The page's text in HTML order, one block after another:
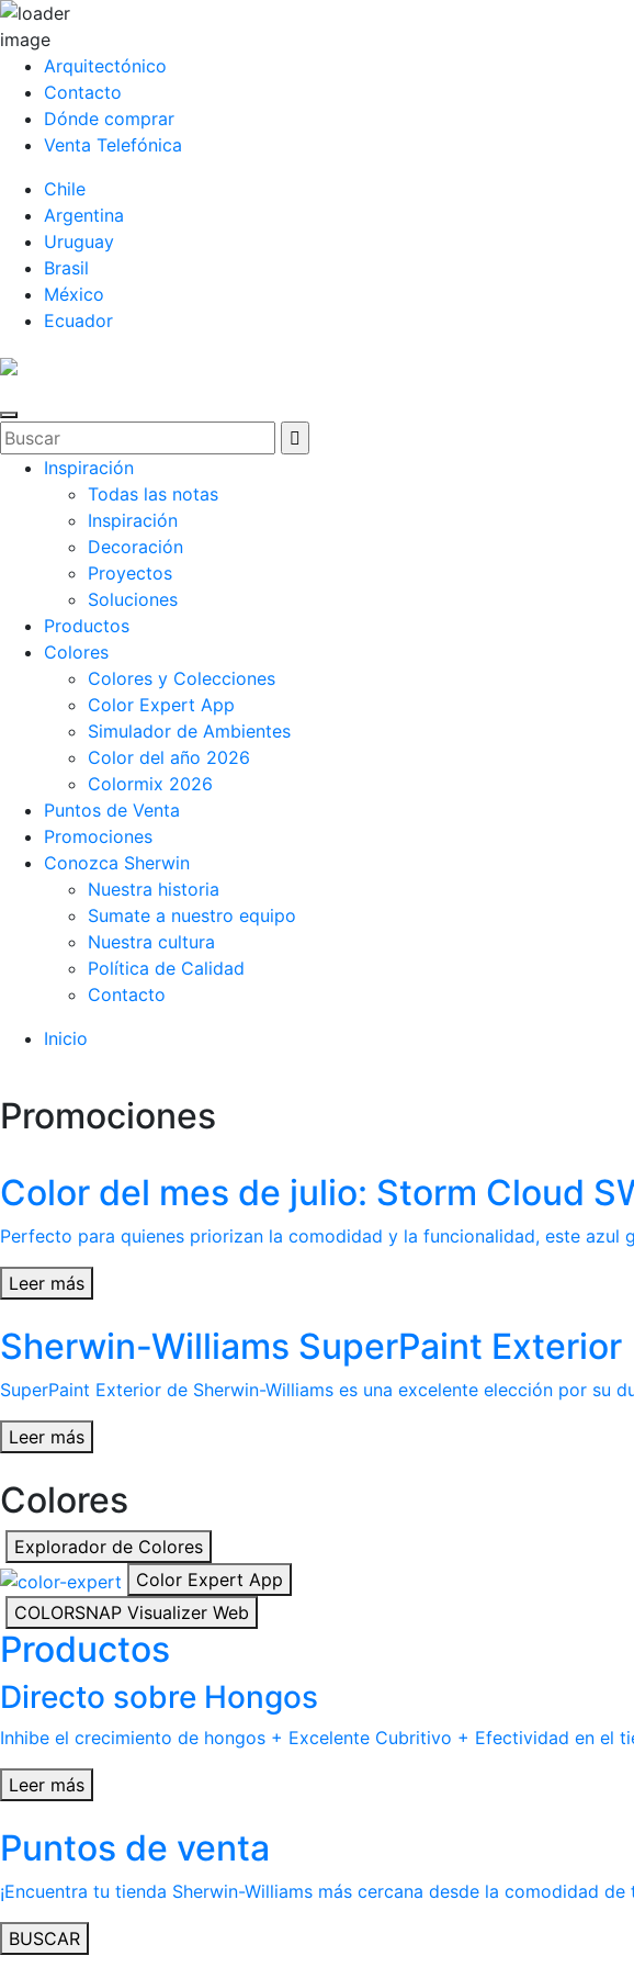
Arquitectónico
Contacto
Dónde comprar
Venta Telefónica
Chile
Argentina
Uruguay
Brasil
México
Ecuador
Inspiración
Todas las notas
Inspiración
Decoración
Proyectos
Soluciones
Productos
Colores
Colores y Colecciones
Color Expert App
Simulador de Ambientes
Color del año 2026
Colormix 2026
Puntos de Venta
Promociones
Conozca Sherwin
Nuestra historia
Sumate a nuestro equipo
Nuestra cultura
Política de Calidad
Contacto
Inicio
Promociones
Color del mes de julio: Storm Cloud
Perfecto para quienes priorizan la comodidad y la funcionalidad, este
Leer más
Sherwin-Williams SuperPaint Exterior
SuperPaint Exterior de Sherwin-Williams es una excelente elección por su
Leer más
Colores
Explorador de Colores
Color Expert App
COLORSNAP Visualizer Web
Productos
Directo sobre Hongos
Inhibe el crecimiento de hongos + Excelente Cubritivo + Efectividad en el
Leer más
Puntos de venta
¡Encuentra tu tienda Sherwin-Williams más cercana desde la comodidad de
BUSCAR